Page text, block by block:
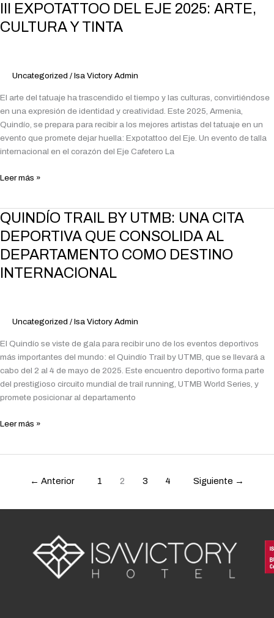
III EXPOTATTOO DEL EJE 2025: ARTE,
CULTURA Y TINTA
Uncategorized / Isa Victory Admin
El arte del tatuaje ha trascendido el tiempo y las culturas, convirtiéndose
en una expresión de identidad y creatividad. Este 2025, Armenia,
Quindío, se prepara para recibir a los mejores artistas del tatuaje en un
evento que promete dejar huella: Expotattoo del Eje. Un evento de talla
internacional en el corazón del Eje Cafetero La
III
DEL
ARTE,
Y
TINTA
Leer más »
QUINDÍO TRAIL BY UTMB: UNA CITA
DEPORTIVA QUE CONSOLIDA AL
DEPARTAMENTO COMO DESTINO
INTERNACIONAL
Uncategorized / Isa Victory Admin
El Quindío se viste de gala para recibir uno de los eventos deportivos
más importantes del mundo: el Quindío Trail by UTMB, que se llevará a
cabo del 2 al 4 de mayo de 2025. Este encuentro deportivo forma parte
del prestigioso circuito mundial de trail running, UTMB World Series, y
promete posicionar al departamento
QUINDÍO
BY
UTMB:
UNA
CONSOLIDA
DEPARTAMENTO
COMO
DESTINO
INTERNACIONAL
Leer más »
← Anterior 1 2 3 4 Siguiente →